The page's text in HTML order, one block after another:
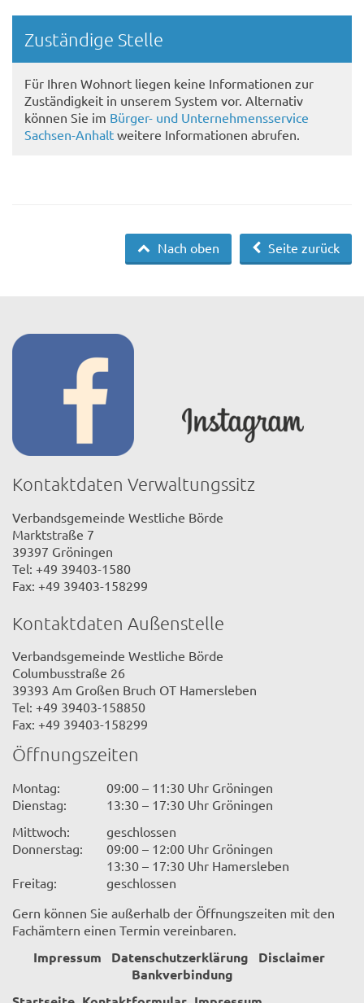
Randspalte
Zuständige Stelle
Für Ihren Wohnort liegen keine Informationen zur
Zuständigkeit in unserem System vor. Alternativ
können Sie im Bürger- und Unternehmensservice
Sachsen-Anhalt weitere Informationen abrufen.
Seite zurück
Nach oben
Kontaktdaten Verwaltungssitz
Verbandsgemeinde Westliche Börde
Marktstraße 7
39397 Gröningen
Tel: +49 39403-1580
Fax: +49 39403-158299
Kontaktdaten Außenstelle
Verbandsgemeinde Westliche Börde
Columbusstraße 26
39393 Am Großen Bruch OT Hamersleben
Tel: +49 39403-158850
Fax: +49 39403-158299
Öffnungszeiten
Montag:
09:00 – 11:30 Uhr Gröningen
Dienstag:
13:30 – 17:30 Uhr Gröningen
Mittwoch:
geschlossen
Donnerstag:
09:00 – 12:00 Uhr Gröningen
13:30 – 17:30 Uhr Hamersleben
Freitag:
geschlossen
Gern können Sie außerhalb der Öffnungszeiten mit den
Fachämtern einen Termin vereinbaren.
Impressum Datenschutzerklärung
Disclaimer
Bankverbindung